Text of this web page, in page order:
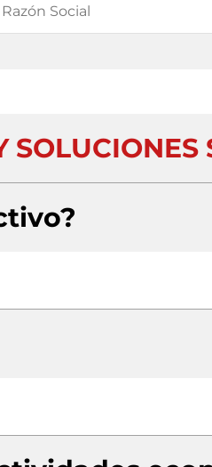
SOLUCIONES